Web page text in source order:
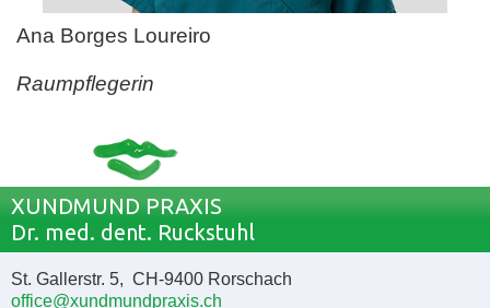
Ana Borges Loureiro
Raumpflegerin
XUNDMUND PRAXIS
Dr. med. dent. Ruckstuhl
St. Gallerstr. 5, CH-9400 Rorschach
office@xundmundpraxis.ch